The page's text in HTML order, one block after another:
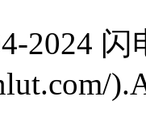
2024 闪